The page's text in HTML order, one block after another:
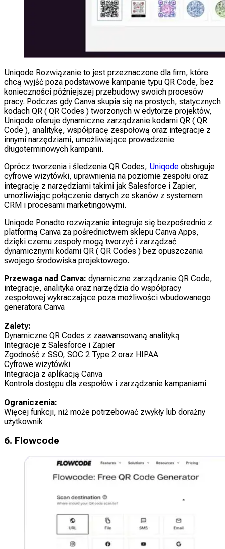
Uniqode Rozwiązanie to jest przeznaczone dla firm, które
chcą wyjść poza podstawowe kampanie typu QR Code, bez
konieczności późniejszej przebudowy swoich procesów
pracy. Podczas gdy Canva skupia się na prostych, statycznych
kodach QR ( QR Codes ) tworzonych w edytorze projektów,
Uniqode oferuje dynamiczne zarządzanie kodami QR ( QR
Code ), analitykę, współpracę zespołową oraz integracje z
innymi narzędziami, umożliwiające prowadzenie
długoterminowych kampanii.
Oprócz tworzenia i śledzenia QR Codes, Uniqode obsługuje
cyfrowe wizytówki, uprawnienia na poziomie zespołu oraz
integrację z narzędziami takimi jak Salesforce i Zapier,
umożliwiając połączenie danych ze skanów z systemem
CRM i procesami marketingowymi.
Uniqode Ponadto rozwiązanie integruje się bezpośrednio z
platformą Canva za pośrednictwem sklepu Canva Apps,
dzięki czemu zespoły mogą tworzyć i zarządzać
dynamicznymi kodami QR ( QR Codes ) bez opuszczania
swojego środowiska projektowego.
Przewaga nad Canva: dynamiczne zarządzanie QR Code,
integracje, analityka oraz narzędzia do współpracy
zespołowej wykraczające poza możliwości wbudowanego
generatora Canva
Zalety:
Dynamiczne QR Codes z zaawansowaną analityką
Integracje z Salesforce i Zapier
Zgodność z SSO, SOC 2 Type 2 oraz HIPAA
Cyfrowe wizytówki
Integracja z aplikacją Canva
Kontrola dostępu dla zespołów i zarządzanie kampaniami
Ograniczenia:
Więcej funkcji, niż może potrzebować zwykły lub doraźny
użytkownik
6. Flowcode